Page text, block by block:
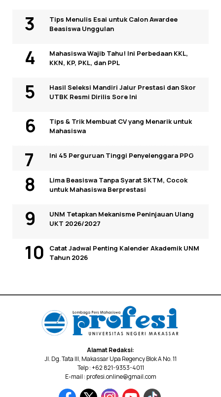
Tips Menulis Esai untuk Calon Awardee
Beasiswa Unggulan
Mahasiswa Wajib Tahu! Ini Perbedaan KKL,
KKN, KP, PKL, dan PPL
Hasil Seleksi Mandiri Jalur Prestasi dan Skor
UTBK Resmi Dirilis Sore Ini
Tips & Trik Membuat CV yang Menarik untuk
Mahasiswa
Ini 45 Perguruan Tinggi Penyelenggara PPG
Lima Beasiswa Tanpa Syarat SKTM, Cocok
untuk Mahasiswa Berprestasi
UNM Tetapkan Mekanisme Peninjauan Ulang
UKT 2026/2027
Catat Jadwal Penting Kalender Akademik UNM
Tahun 2026
Alamat Redaksi:
Jl. Dg. Tata III, Makassar Upa Regency Blok A No. 11
Telp : +62 821-9353-4011
E-mail : profesi.online@gmail.com